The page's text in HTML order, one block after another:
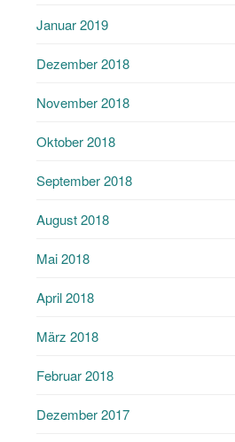
Januar 2019
Dezember 2018
November 2018
Oktober 2018
September 2018
August 2018
Mai 2018
April 2018
März 2018
Februar 2018
Dezember 2017